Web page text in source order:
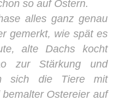
so auf Ostern.
alles ganz genau
gemerkt, wie spät es
alte Dachs kocht
zur Stärkung und
sich die Tiere mit
Ostereier auf